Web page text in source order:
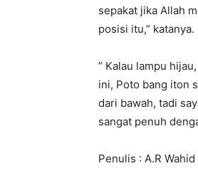
sepakat jika Allah
posisi itu,” katanya.
” Kalau lampu
ini, Poto bang iton
dari bawah, tadi
sangat penuh
Penulis : A.R